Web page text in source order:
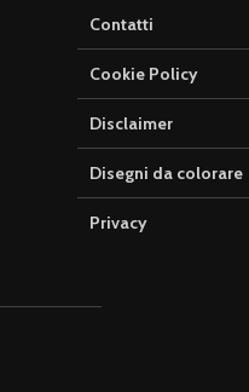
Contatti
Cookie Policy
Disclaimer
Disegni da colorare
Privacy